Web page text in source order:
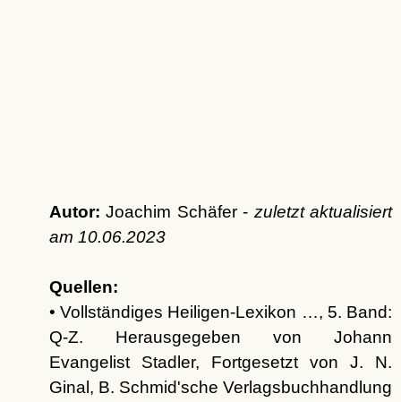
Autor: Joachim Schäfer - zuletzt aktualisiert
am 10.06.2023
Quellen:
• Vollständiges Heiligen-Lexikon …, 5. Band:
Q-Z. Herausgegeben von Johann
Evangelist Stadler, Fortgesetzt von J. N.
Ginal, B. Schmid'sche Verlagsbuchhandlung